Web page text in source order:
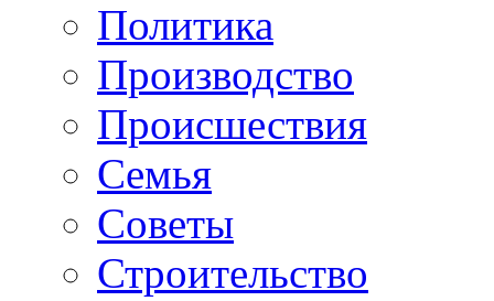
Политика
Производство
Происшествия
Семья
Советы
Строительство